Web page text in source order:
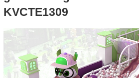
KVCTE1309